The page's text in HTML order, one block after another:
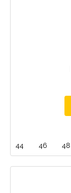
44 46 48